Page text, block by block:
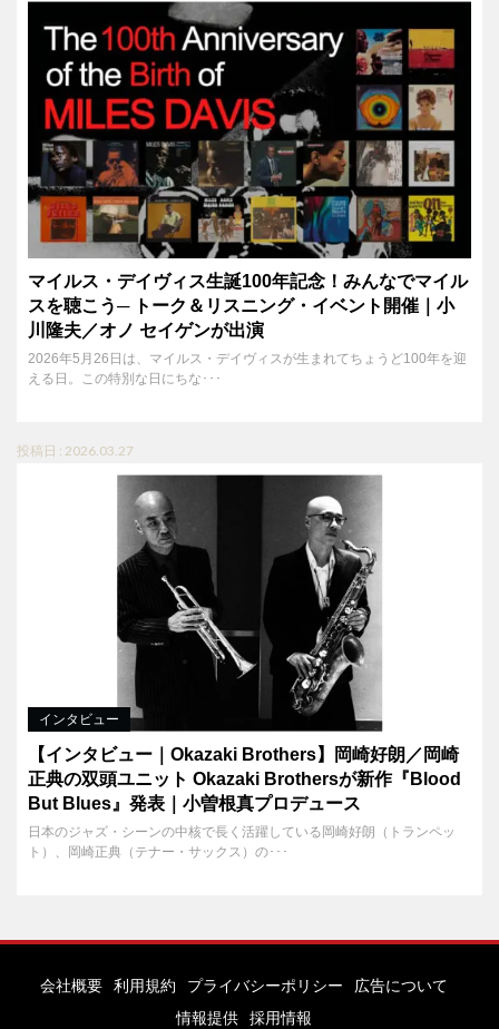
マイルス・デイヴィス生誕100年記念！みんなでマイル
スを聴こう─ トーク＆リスニング・イベント開催｜小
川隆夫／オノ セイゲンが出演
2026年5月26日は、マイルス・デイヴィスが生まれてちょうど100年を迎
える日。この特別な日にちな･･･
投稿日 : 2026.03.27
インタビュー
【インタビュー｜Okazaki Brothers】岡崎好朗／岡崎
正典の双頭ユニット Okazaki Brothersが新作『Blood
But Blues』発表｜小曽根真プロデュース
日本のジャズ・シーンの中核で長く活躍している岡崎好朗（トランペッ
ト）、岡崎正典（テナー・サックス）の･･･
会社概要 利用規約 プライバシーポリシー
広告について
情報提供
採用情報